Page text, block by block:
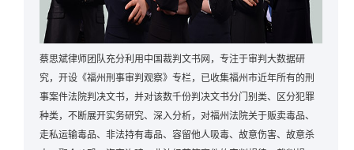
蔡思斌律师团队充分利用中国裁判文书网，专注于审判大数据研
究，开设《福州刑事审判观察》专栏，已收集福州市近年所有的刑
事案件法院判决文书，并对该数千份判决文书分门别类、区分犯罪
种类，不断展开实务研究、深入分析，对福州法院关于贩卖毒品、
走私运输毒品、非法持有毒品、容留他人吸毒、故意伤害、故意杀